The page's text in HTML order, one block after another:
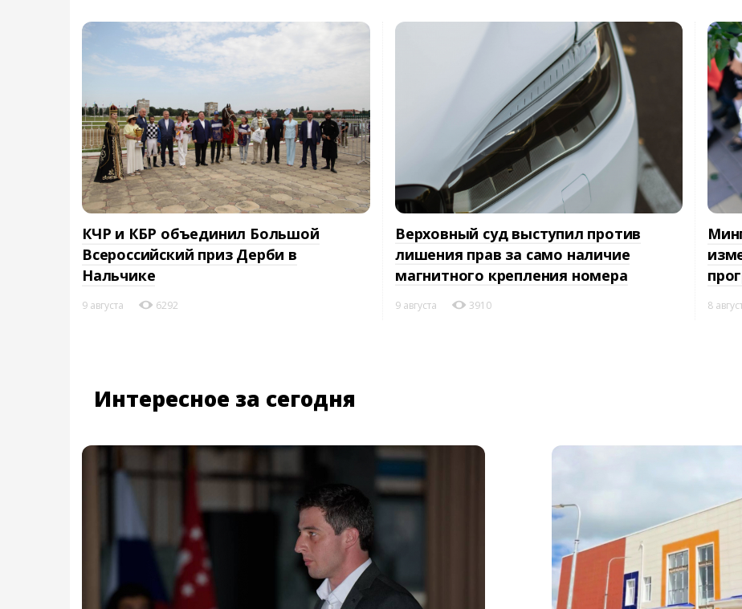
КЧР и КБР объединил Большой
Всероссийский приз Дерби в
Нальчике
9 августа 6292
Верховный суд выступил против
лишения прав за само наличие
магнитного крепления номера
9 августа 3910 8
Интересное за сегодня